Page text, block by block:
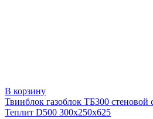
В корзину
Твинблок газоблок ТБ300 стеновой
Теплит D500 300х250х625